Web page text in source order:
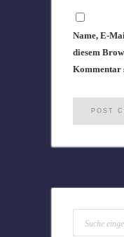
Name, E-
diesem
Kommentar